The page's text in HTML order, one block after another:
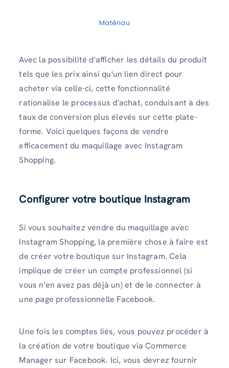
Matériau
Avec la possibilité d'afficher les détails du produit
tels que les prix ainsi qu'un lien direct pour
acheter via celle-ci, cette fonctionnalité
rationalise le processus d'achat, conduisant à des
taux de conversion plus élevés sur cette plate-
forme. Voici quelques façons de vendre
efficacement du maquillage avec Instagram
Shopping.
Configurer votre boutique Instagram
Si vous souhaitez vendre du maquillage avec
Instagram Shopping, la première chose à faire est
de créer votre boutique sur Instagram. Cela
implique de créer un compte professionnel (si
vous n'en avez pas déjà un) et de le connecter à
une page professionnelle Facebook.
Une fois les comptes liés, vous pouvez procéder à
la création de votre boutique via Commerce
Manager sur Facebook. Ici, vous devrez fournir